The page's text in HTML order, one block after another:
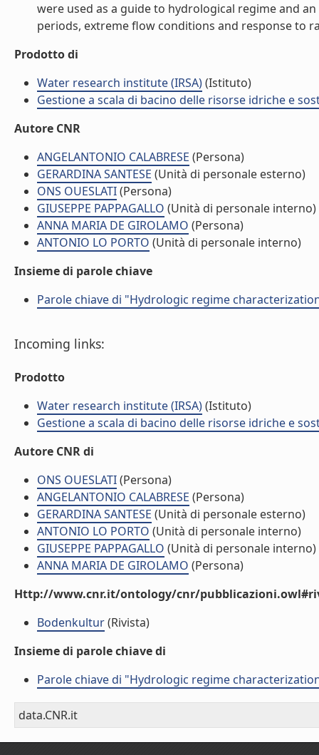
were used as a guide to hydrological regime and
periods, extreme flow conditions and response to
Prodotto di
Water research institute (IRSA)(Istituto)
Gestione a scala di bacino delle risorse idriche e
Autore CNR
ANGELANTONIO CALABRESE (Persona)
GERARDINA SANTESE (Unità di personale esterno)
ONS OUESLATI(Persona)
GIUSEPPE PAPPAGALLO (Unità di personale interno)
ANNA MARIA DE GIROLAMO (Persona)
ANTONIO LO PORTO (Unità di personale interno)
Insieme di parole chiave
Parole chiave di "Hydrologic regime
Incoming links:
Prodotto
Water research institute (IRSA)(Istituto)
Gestione a scala di bacino delle risorse idriche e
Autore CNR di
ONS OUESLATI(Persona)
ANGELANTONIO CALABRESE (Persona)
GERARDINA SANTESE (Unità di personale esterno)
ANTONIO LO PORTO (Unità di personale interno)
GIUSEPPE PAPPAGALLO (Unità di personale interno)
ANNA MARIA DE GIROLAMO (Persona)
Http://www.cnr.it/ontology/cnr/
Bodenkultur(Rivista)
Insieme di parole chiave di
Parole chiave di "Hydrologic regime
data.CNR.it